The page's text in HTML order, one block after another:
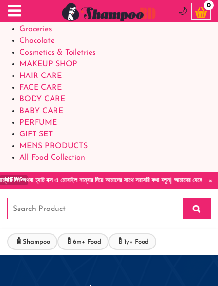
Food Supplements
Baby Foods
Groceries
Chocolate
Cosmetics & Toiletries
MAKEUP SHOP
HAIR CARE
FACE CARE
BODY CARE
BABY CARE
PERFUME
GIFT SET
MENS PRODUCTS
All Food Collection
×
NEWS নাম্বার দিয়ে আমাদের সাথে সরাসরি কথা বলুন| আমাদের যেকোনো পণ্য হাতে নিয়ে দেখে
🌙
0
🧴 Shampoo 🍼 6m+ Food 🍼 1y+ Food